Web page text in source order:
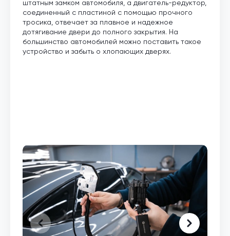
штатным замком автомобиля, а двигатель-редуктор,
соединенный с пластиной с помощью прочного
тросика, отвечает за плавное и надежное
дотягивание двери до полного закрытия. На
большинство автомобилей можно поставить такое
устройство и забыть о хлопающих дверях.